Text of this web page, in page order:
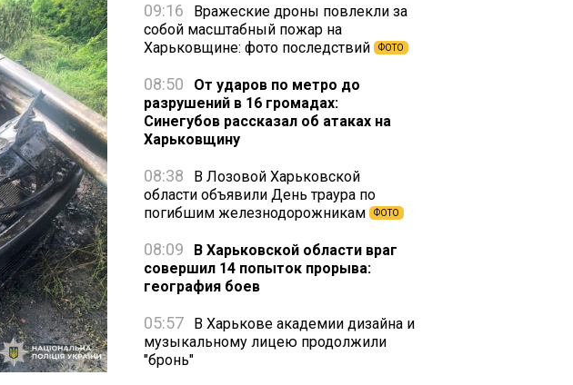
09:16
Вражеские дроны повлекли за
собой масштабный пожар на
Харьковщине: фото последствий
ФОТО
08:50
От ударов по метро до
разрушений в 16 громадах:
Синегубов рассказал об атаках на
Харьковщину
08:38
В Лозовой Харьковской
области объявили День траура по
погибшим железнодорожникам
ФОТО
08:09
В Харьковской области враг
совершил 14 попыток прорыва:
география боев
05:57
В Харькове академии дизайна и
музыкальному лицею продолжили
"бронь"